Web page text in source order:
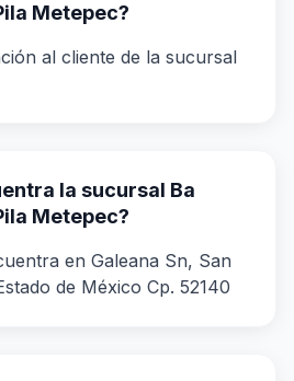
Metepec?
al cliente de la sucursal
la sucursal Ba
Metepec?
en Galeana Sn, San
de México Cp. 52140